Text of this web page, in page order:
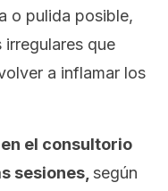
o pulida posible,
que
a inflamar los
el consultorio
sesiones, según